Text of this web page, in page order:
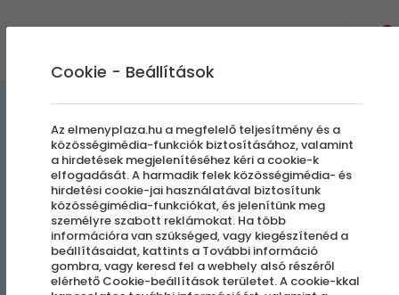
Woody
2025 év végéig foglalható
Szigetvár
Cookie - Beállítások
Az elmenyplaza.hu a megfelelő teljesítmény és a
közösségimédia-funkciók biztosításához, valamint
a hirdetések megjelenítéséhez kéri a cookie-k
elfogadását. A harmadik felek közösségimédia- és
hirdetési cookie-jai használatával biztosítunk
közösségimédia-funkciókat, és jelenítünk meg
személyre szabott reklámokat. Ha több
információra van szükséged, vagy kiegészítenéd a
beállításaidat, kattints a További információ
gombra, vagy keresd fel a webhely alsó részéről
elérhető Cookie-beállítások területet. A cookie-kkal